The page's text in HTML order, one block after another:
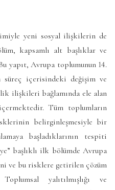
yeni sosyal ilişkilerin de
kapsamlı alt başlıklar ve
yapıt, Avrupa toplumunun 14.
süreç içerisindeki değişim ve
ilişkileri bağlamında ele alan
Tüm toplumların
belirginleşmesiyle bir
başladıklarının tespiti
başlıklı ilk bölümde Avrupa
ve bu risklere getirilen çözüm
yalıtılmışlığı ve